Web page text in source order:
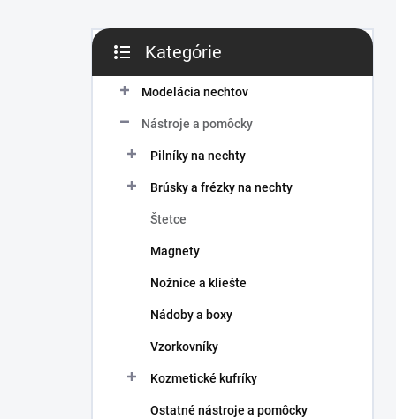
B
č
kategórie
Kategórie
Modelácia nechtov
Nástroje a pomôcky
Pilníky na nechty
Brúsky a frézky na nechty
Štetce
Magnety
Nožnice a kliešte
Nádoby a boxy
Vzorkovníky
Kozmetické kufríky
Ostatné nástroje a pomôcky